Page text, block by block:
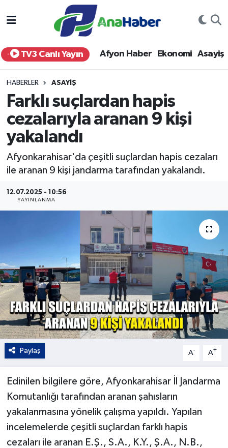
TV3 Canlı Yayın Afyon Haber Ekonomi Asayiş
HABERLER ASAYIŞ
Farklı suçlardan hapis
cezalarıyla aranan 9 kişi
yakalandı
Afyonkarahisar'da çeşitli suçlardan hapis cezaları
ile aranan 9 kişi jandarma tarafından yakalandı.
12.07.2025 - 10:56
YAYINLANMA
Paylaş A- A+
Edinilen bilgilere göre, Afyonkarahisar İl Jandarma
Komutanlığı tarafından aranan şahısların
yakalanmasına yönelik çalışma yapıldı. Yapılan
incelemelerde çeşitli suçlardan farklı hapis
cezaları ile aranan E.Ş., S.A., K.Y., Ş.A., N.B.,
Yurt Haber
Afyon Haber
Siyaset
Spor
Eğitim
Sağlık
Kültür - Sanat
Yaşam
Afyonkarahisar Nöbetçi Eczaneler
Afyonkarahisar Hava Durumu
Afyonkarahisar Trafik Yoğunluk Haritası
Süper Lig Puan Durumu ve Fikstür
Tüm Manşetler
Son Dakika Haberleri